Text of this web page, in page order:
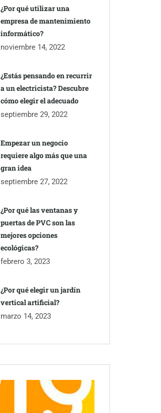
¿Por qué utilizar una
empresa de mantenimiento
informático?
noviembre 14, 2022
¿Estás pensando en recurrir
a un electricista? Descubre
cómo elegir el adecuado
septiembre 29, 2022
Empezar un negocio
requiere algo más que una
gran idea
septiembre 27, 2022
¿Por qué las ventanas y
puertas de PVC son las
mejores opciones
ecológicas?
febrero 3, 2023
¿Por qué elegir un jardín
vertical artificial?
marzo 14, 2023